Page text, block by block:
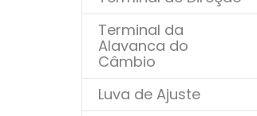
Terminal da
Alavanca do
Câmbio
Luva de Ajuste